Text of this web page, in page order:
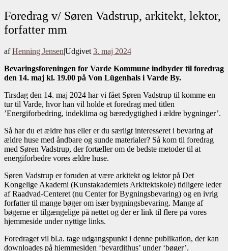
Foredrag v/ Søren Vadstrup, arkitekt, lektor,
forfatter mm
afHenning Jensen|Udgivet 3. maj 2024
Bevaringsforeningen for Varde Kommune indbyder til foredrag
den 14. maj kl. 19.00 på Von Lügenhals i Varde By.
Tirsdag den 14. maj 2024 har vi fået Søren Vadstrup til komme en
tur til Varde, hvor han vil holde et foredrag med titlen
’Energiforbedring, indeklima og bæredygtighed i ældre bygninger’.
Så har du et ældre hus eller er du særligt interesseret i bevaring af
ældre huse med åndbare og sunde materialer? Så kom til foredrag
med Søren Vadstrup, der fortæller om de bedste metoder til at
energiforbedre vores ældre huse.
Søren Vadstrup er foruden at være arkitekt og lektor på Det
Kongelige Akademi (Kunstakademiets Arkitektskole) tidligere leder
af Raadvad-Centeret (nu Center for Bygningsbevaring) og en ivrig
forfatter til mange bøger om især bygningsbevaring. Mange af
bøgerne er tilgængelige på nettet og der er link til flere på vores
hjemmeside under nyttige links.
Foredraget vil bl.a. tage udgangspunkt i denne publikation, der kan
downloades på hjemmesiden ‘bevardithus’ under ‘bøger’.